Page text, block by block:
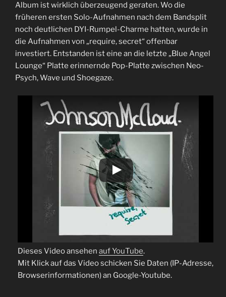
Album ist wirklich überzeugend geraten. Wo die
früheren ersten Solo-Aufnahmen nach dem Bandsplit
noch deutlichen DYI-Rumpel-Charme hatten, wurde in
die Aufnahmen von „require, secret“ offenbar
investiert. Entstanden ist eine an die letzte „Blue Angel
Lounge“ Platte erinnernde Pop-Platte zwischen Neo-
Psych, Wave und Shoegaze.
Dieses Video ansehen auf YouTube.
Mit Klick auf das Video schicken Sie Daten (IP-Adresse,
Browserinformationen) an Google-Youtube.